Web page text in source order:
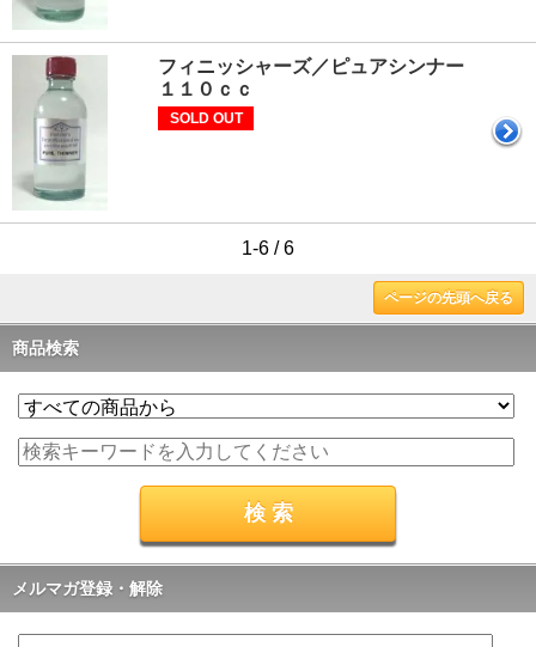
フィニッシャーズ／ピュアシンナー
１１０ｃｃ
SOLD OUT
1-6 / 6
ページの先頭へ戻る
商品検索
メルマガ登録・解除